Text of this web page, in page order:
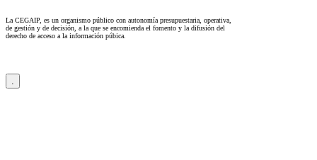
La CEGAIP, es un organismo público con autonomía presupuestaria, operativa,
de gestión y de decisión, a la que se encomienda el fomento y la difusión del
derecho de acceso a la información púbica.